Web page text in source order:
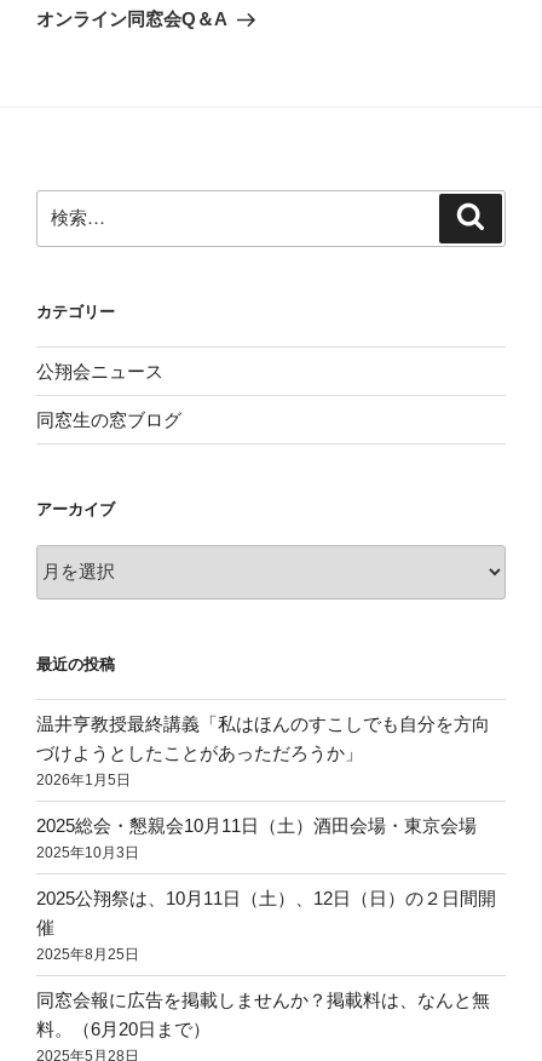
ー
の
オンライン同窓会Q＆A
索:
カテゴリー
公翔会ニュース
同窓生の窓ブログ
アーカイブ
ー
ブ
最近の投稿
温井亨教授最終講義「私はほんのすこしでも自分を方向
づけようとしたことがあっただろうか」
2026年1月5日
2025総会・懇親会10月11日（土）酒田会場・東京会場
2025年10月3日
2025公翔祭は、10月11日（土）、12日（日）の２日間開
催
2025年8月25日
同窓会報に広告を掲載しませんか？掲載料は、なんと無
料。（6月20日まで）
2025年5月28日